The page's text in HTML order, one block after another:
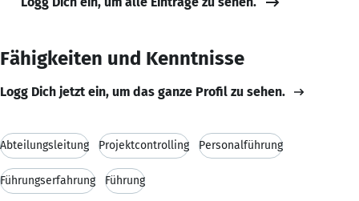
Fähigkeiten und Kenntnisse
Logg Dich jetzt ein, um das ganze Profil zu sehen.
Abteilungsleitung Projektcontrolling Personalführung
Führungserfahrung Führung